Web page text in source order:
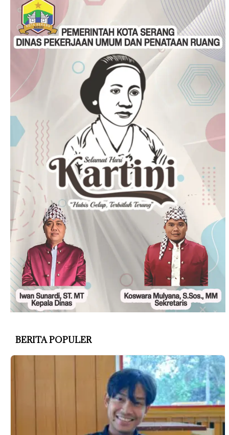
BERITA POPULER